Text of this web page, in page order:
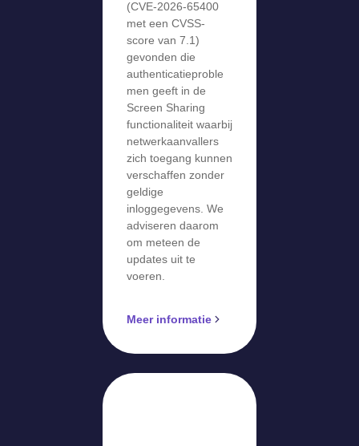
(CVE-2026-65400
met een CVSS-
score van 7.1)
gevonden die
authenticatieproble
men geeft in de
Screen Sharing
functionaliteit waarbij
netwerkaanvallers
zich toegang kunnen
verschaffen zonder
geldige
inloggegevens. We
adviseren daarom
om meteen de
updates uit te
voeren.
Meer informatie